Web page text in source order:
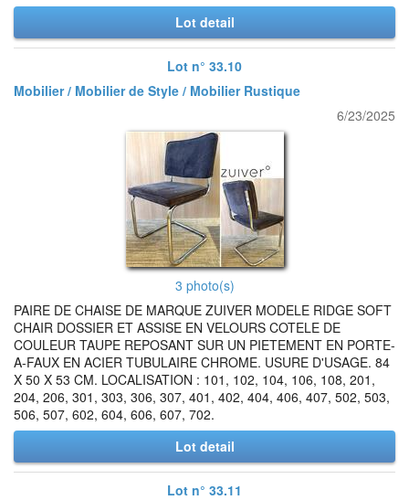
Lot detail
Lot n° 33.10
Mobilier / Mobilier de Style / Mobilier Rustique
6/23/2025
3 photo(s)
PAIRE DE CHAISE DE MARQUE ZUIVER MODELE RIDGE SOFT
CHAIR DOSSIER ET ASSISE EN VELOURS COTELE DE
COULEUR TAUPE REPOSANT SUR UN PIETEMENT EN PORTE-
A-FAUX EN ACIER TUBULAIRE CHROME. USURE D'USAGE. 84
X 50 X 53 CM. LOCALISATION : 101, 102, 104, 106, 108, 201,
204, 206, 301, 303, 306, 307, 401, 402, 404, 406, 407, 502, 503,
506, 507, 602, 604, 606, 607, 702.
Lot detail
Lot n° 33.11